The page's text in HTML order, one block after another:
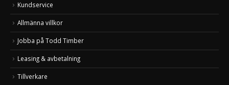
Kundservice
Allmänna villkor
Jobba på Todd Timber
Leasing & avbetalning
Tillverkare